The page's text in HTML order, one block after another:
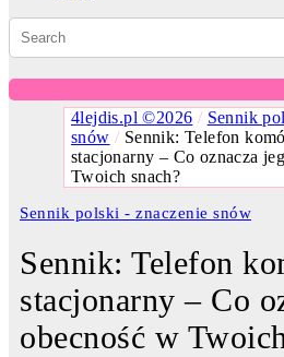
4lejdis.pl ©2026 / Sennik
snów / Sennik: Telefon
stacjonarny – Co oznacza
Twoich snach?
Sennik polski - znaczenie snów
Sennik: Telefon
stacjonarny – Co
obecność w